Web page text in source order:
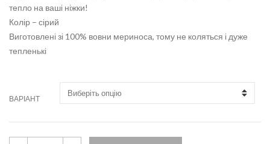
тепло на ваші ніжки!
Колір – сірий
Виготовлені зі 100% вовни мериноса, тому не коляться і дуже
тепленькі
ВАРІАНТ